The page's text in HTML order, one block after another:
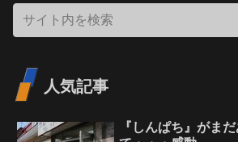
人気記事
『しんぱち』がま